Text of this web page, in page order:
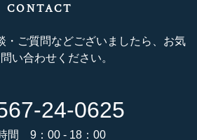
CONTACT
・ご質問などございましたら、お気
い合わせください。
24-0625
間 9：00 - 18：00